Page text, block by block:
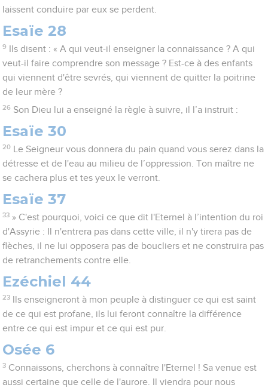
laissent conduire par eux se perdent.
Esaïe 28
9
Ils disent : « A qui veut-il enseigner la connaissance ? A qui
veut-il faire comprendre son message ? Est-ce à des enfants
qui viennent d'être sevrés, qui viennent de quitter la poitrine
de leur mère ?
26 Son Dieu lui a enseigné la règle à suivre, il l’a instruit :
Esaïe 30
20
Le Seigneur vous donnera du pain quand vous serez dans la
détresse et de l'eau au milieu de l’oppression. Ton maître ne
se cachera plus et tes yeux le verront.
Esaïe 37
33 » C'est pourquoi, voici ce que dit l'Eternel à l’intention du roi
d'Assyrie : Il n'entrera pas dans cette ville, il n'y tirera pas de
flèches, il ne lui opposera pas de boucliers et ne construira pas
de retranchements contre elle.
Ezéchiel 44
23
Ils enseigneront à mon peuple à distinguer ce qui est saint
de ce qui est profane, ils lui feront connaître la différence
entre ce qui est impur et ce qui est pur.
Osée 6
3 Connaissons, cherchons à connaître l'Eternel ! Sa venue est
aussi certaine que celle de l'aurore. Il viendra pour nous